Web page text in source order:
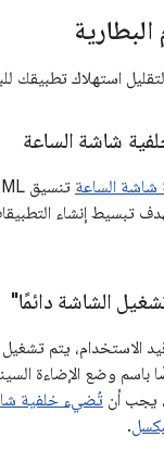
لتقليل استهلاك تطبيقك
شاشة الساعة
الساعة
بهدف تبسيط إنشاء
الشاشة دائمًا"
الاستخدام، يتم
باسم وضع الإضاءة
يجب أن تُضيء خلفية
.